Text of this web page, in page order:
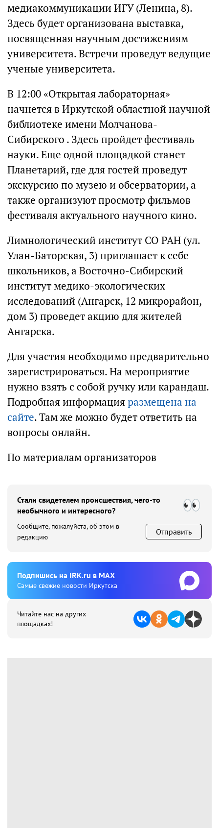
медиакоммуникации ИГУ (Ленина, 8).
Здесь будет организована выставка,
посвященная научным достижениям
университета. Встречи проведут ведущие
ученые университета.
В 12:00 «Открытая лабораторная»
начнется в Иркутской областной научной
библиотеке имени Молчанова-
Сибирского . Здесь пройдет фестиваль
науки. Еще одной площадкой станет
Планетарий, где для гостей проведут
экскурсию по музею и обсерватории, а
также организуют просмотр фильмов
фестиваля актуального научного кино.
Лимнологический институт СО РАН (ул.
Улан-Баторская, 3) приглашает к себе
школьников, а Восточно-Сибирский
институт медико-экологических
исследований (Ангарск, 12 микрорайон,
дом 3) проведет акцию для жителей
Ангарска.
Для участия необходимо предварительно
зарегистрироваться. На мероприятие
нужно взять с собой ручку или карандаш.
Подробная информацияразмещена на
сайте. Там же можно будет ответить на
вопросы онлайн.
По материалам организаторов
Стали свидетелем происшествия, чего-то
необычного и интересного?
Сообщите, пожалуйста, об этом в
редакцию
Отправить
Подпишиcь на IRK.ru в MAX
Cамые свежие новости Иркутска
Читайте нас на других
площадках!